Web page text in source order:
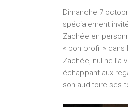
Dimanche 7
spécialement
Zachée en
« bon profil »
Zachée, nul ne
échappant aux
son auditoire ses